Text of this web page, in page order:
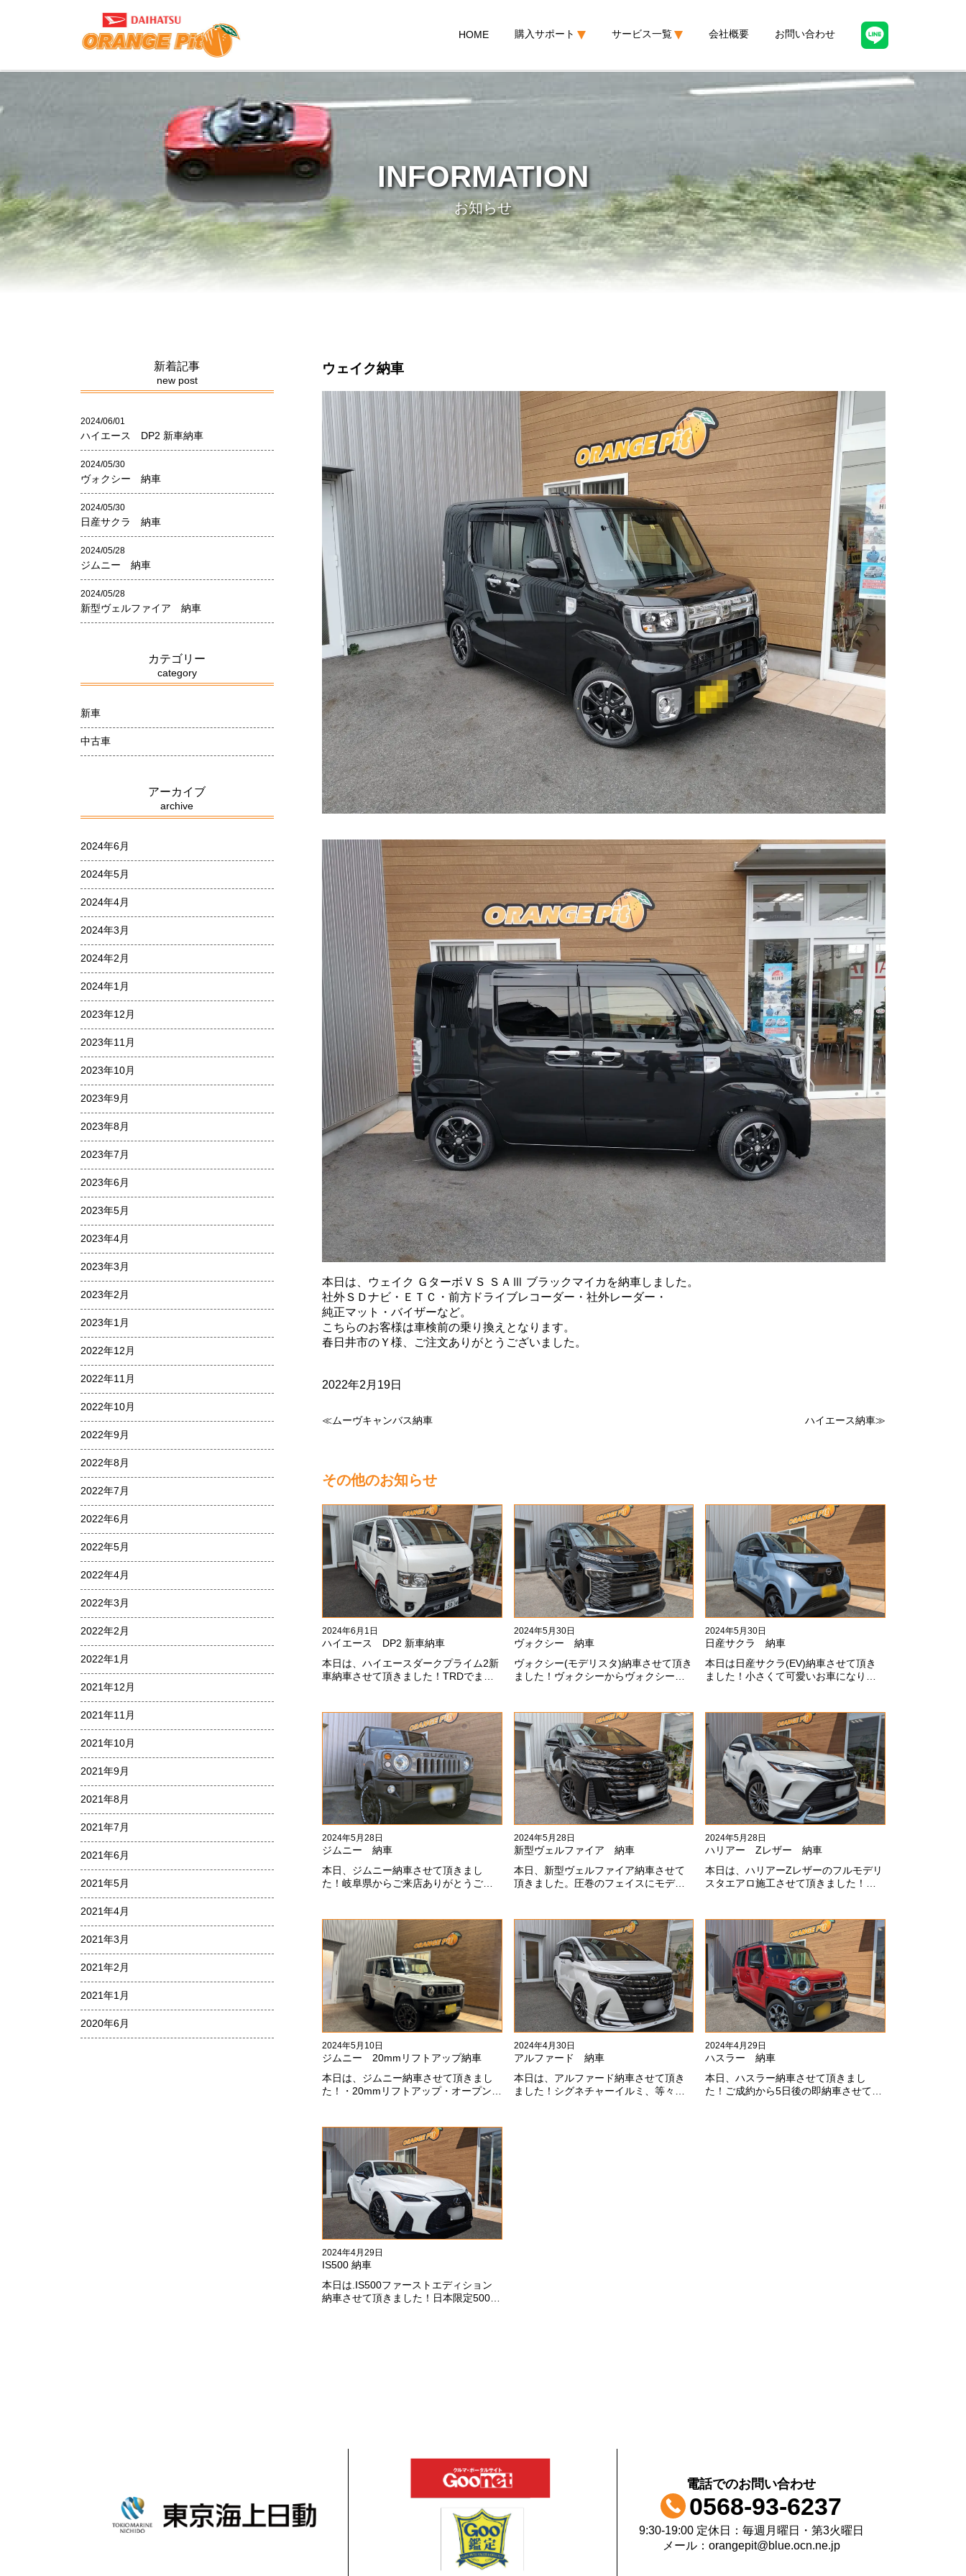
HOME 購入サポート サービス一覧 会社概要 お問い合わせ
INFORMATION
お知らせ
ウェイク納車
本日は、ウェイク ＧターボＶＳ ＳＡⅢ ブラックマイカを納車しました。
社外ＳＤナビ・ＥＴＣ・前方ドライブレコーダー・社外レーダー・
純正マット・バイザーなど。
こちらのお客様は車検前の乗り換えとなります。
春日井市のＹ様、ご注文ありがとうございました。
2022年2月19日
≪ムーヴキャンバス納車 ハイエース納車≫
その他のお知らせ
2024年6月1日
ハイエース DP2 新車納車
本日は、ハイエースダークプライム2新
車納車させて頂きました！TRDでまと
2024年5月30日
ヴォクシー 納車
ヴォクシー(モデリスタ)納車させて頂き
ました！ヴォクシーからヴォクシーに
ございます#x1f60a;
2024年5月30日
日産サクラ 納車
本日は日産サクラ(EV)納車させて頂き
ました！小さくて可愛いお車になりま
うございました#x1f60a;
2024年5月28日
ジムニー 納車
本日、ジムニー納車させて頂きまし
た！岐阜県からご来店ありがとうござ
ー、ホイールと、可愛い仕様になりま
した！これからもよろしくお願いしま
す#x1f647;#x200d;#x2640;#xfe0f;
2024年5月28日
新型ヴェルファイア 納車
本日、新型ヴェルファイア納車させて
頂きました。圧巻のフェイスにモデリ
も本当にありがとうございます
#x1f60a;
2024年5月28日
ハリアー Zレザー 納車
本日は、ハリアーZレザーのフルモデリ
スタエアロ施工させて頂きました！モ
ロが入ってきませんね。。今後とも宜
しくお願いします！
2024年5月10日
ジムニー 20mmリフトアップ納車
本日は、ジムニー納車させて頂きまし
た！・20mmリフトアップ・オープンカ
た！！弊社で、短期間に何台もご注文
ありがどうございます！！これからも
よろしくお願いします
#x1f647;#x200d;#x2640;#xfe0f;
2024年4月30日
アルファード 納車
本日は、アルファード納車させて頂き
ました！シグネチャーイルミ、等々満
2024年4月29日
ハスラー 納車
本日、ハスラー納車させて頂きまし
た！ご成約から5日後の即納車させて頂
2024年4月29日
IS500 納車
本日は.IS500ファーストエディション
納車させて頂きました！日本限定500台
新着記事
new post
2024/06/01
ハイエース DP2 新車納車
2024/05/30
ヴォクシー 納車
2024/05/30
日産サクラ 納車
2024/05/28
ジムニー 納車
2024/05/28
新型ヴェルファイア 納車
カテゴリー
category
新車
中古車
アーカイブ
archive
2024年6月
2024年5月
2024年4月
2024年3月
2024年2月
2024年1月
2023年12月
2023年11月
2023年10月
2023年9月
2023年8月
2023年7月
2023年6月
2023年5月
2023年4月
2023年3月
2023年2月
2023年1月
2022年12月
2022年11月
2022年10月
2022年9月
2022年8月
2022年7月
2022年6月
2022年5月
2022年4月
2022年3月
2022年2月
2022年1月
2021年12月
2021年11月
2021年10月
2021年9月
2021年8月
2021年7月
2021年6月
2021年5月
2021年4月
2021年3月
2021年2月
2021年1月
2020年6月
電話でのお問い合わせ
0568-93-6237
9:30-19:00 定休日：毎週月曜日・第3火曜日
メール：orangepit@blue.ocn.ne.jp